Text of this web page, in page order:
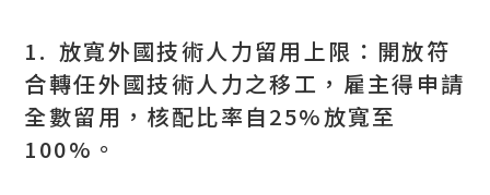
1. 放寬外國技術人力留用上限：開放符
合轉任外國技術人力之移工，雇主得申請
全數留用，核配比率自25%放寬至
100%。